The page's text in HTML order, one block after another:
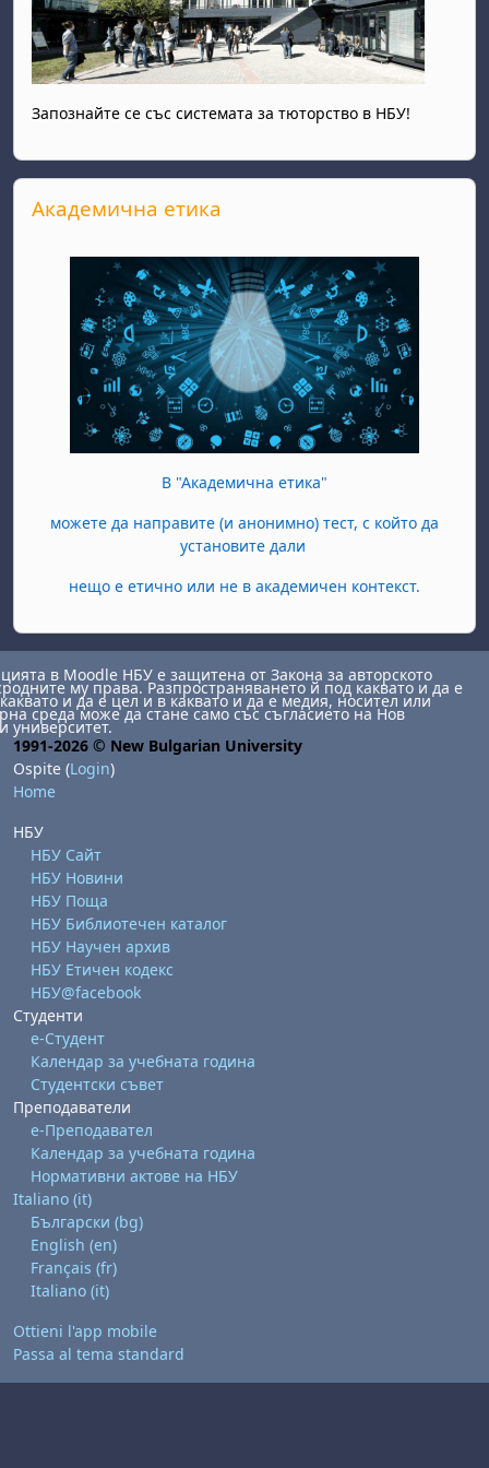
Запознайте се със системата за тюторство в НБУ!
Salta Академична етика
Академична етика
В "Академична етика"
можете да направите (и анонимно) тест, с който да
установите дали
нещо е етично или не в академичен контекст.
в Moodle НБУ е защитена от Закона за авторското
му права. Разпространяването й под каквато и да е
и да е цел и в каквато и да е медия, носител или
среда може да стане само със съгласието на Нов
университет.
1991-2026 © New Bulgarian University
Ospite (Login)
Home
НБУ
НБУ Сайт
НБУ Новини
НБУ Поща
НБУ Библиотечен каталог
НБУ Научен архив
НБУ Етичен кодекс
НБУ@facebook
Студенти
е-Студент
Календар за учебната година
Студентски съвет
Преподаватели
е-Преподавател
Календар за учебната година
Нормативни актове на НБУ
Italiano ‎(it)‎
Български ‎(bg)‎
English ‎(en)‎
Français ‎(fr)‎
Italiano ‎(it)‎
Ottieni l'app mobile
Passa al tema standard